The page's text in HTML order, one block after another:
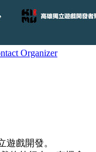
Organizer
遊戲開發。